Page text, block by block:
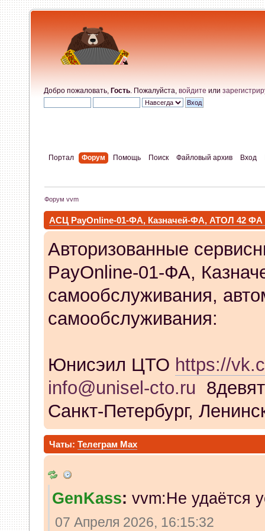
Добро пожаловать, Гость . Пожалуйста, войдите или
Портал Форум Помощь Поиск Файловый архив Вход
Форум vvm
АСЦ PayOnline-01-ФА, Казначей-ФА, АТОЛ 42 ФА
Авторизованные
PayOnline-01-ФА,
самообслуживания,
самообслуживания:
Юнисэил ЦТО https://
info@unisel-cto.ru
Санкт-Петербург,
Чаты:Телеграм Max
GenKass: vvm:Не удаётся
07 Апреля 2026, 16:15:32